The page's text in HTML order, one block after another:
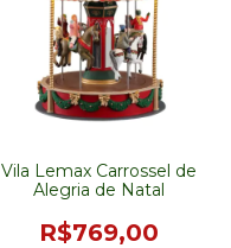
Vila Lemax Carrossel de
Alegria de Natal
R$769,00